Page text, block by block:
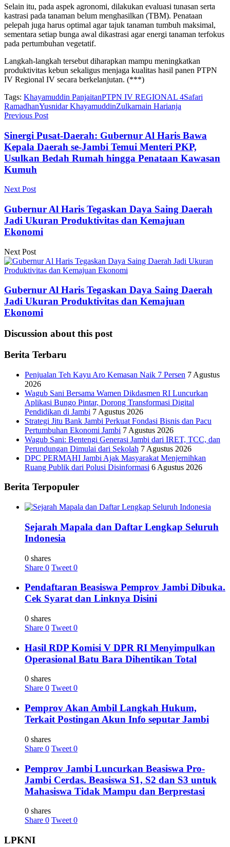
Selain itu, pada aspek agronomi, dilakukan evaluasi tunasan serta
kastrasi pada tanaman belum menghasilkan (TBM). Penataan
pelepah juga harus optimal agar tajuk tanaman tumbuh maksimal,
sementara setiap bunga awal dikastrasi agar energi tanaman terfokus
pada pertumbuhan vegetatif.
Langkah-langkah tersebut diharapkan mampu meningkatkan
produktivitas kebun sekaligus menjaga kualitas hasil panen PTPN
IV Regional IV secara berkelanjutan. (***)
Tags: Khayamuddin PanjaitanPTPN IV REGIONAL 4Safari
RamadhanYusnidar KhayamuddinZulkarnain Harianja
Previous Post
Sinergi Pusat-Daerah: Gubernur Al Haris Bawa
Kepala Daerah se-Jambi Temui Menteri PKP,
Usulkan Bedah Rumah hingga Penataan Kawasan
Kumuh
Next Post
Gubernur Al Haris Tegaskan Daya Saing Daerah
Jadi Ukuran Produktivitas dan Kemajuan
Ekonomi
Next Post
Gubernur Al Haris Tegaskan Daya Saing Daerah
Jadi Ukuran Produktivitas dan Kemajuan
Ekonomi
Discussion about this post
Berita Terbaru
Penjualan Teh Kayu Aro Kemasan Naik 7 Persen 7 Agustus
2026
Wagub Sani Bersama Wamen Dikdasmen RI Luncurkan
Aplikasi Bungo Pintar, Dorong Transformasi Digital
Pendidikan di Jambi 7 Agustus 2026
Strategi Jitu Bank Jambi Perkuat Fondasi Bisnis dan Pacu
Pertumbuhan Ekonomi Jambi 7 Agustus 2026
Wagub Sani: Bentengi Generasi Jambi dari IRET, TCC, dan
Perundungan Dimulai dari Sekolah 7 Agustus 2026
DPC PERMAHI Jambi Ajak Masyarakat Menjernihkan
Ruang Publik dari Polusi Disinformasi 6 Agustus 2026
Berita Terpopuler
Sejarah Mapala dan Daftar Lengkap Seluruh
Indonesia
0 shares
Share 0 Tweet 0
Pendaftaran Beasiswa Pemprov Jambi Dibuka.
Cek Syarat dan Linknya Disini
0 shares
Share 0 Tweet 0
Hasil RDP Komisi V DPR RI Menyimpulkan
Operasional Batu Bara Dihentikan Total
0 shares
Share 0 Tweet 0
Pemprov Akan Ambil Langkah Hukum,
Terkait Postingan Akun Info seputar Jambi
0 shares
Share 0 Tweet 0
Pemprov Jambi Luncurkan Beasiswa Pro-
Jambi Cerdas. Beasiswa S1, S2 dan S3 untuk
Mahasiswa Tidak Mampu dan Berprestasi
0 shares
Share 0 Tweet 0
LPKNI